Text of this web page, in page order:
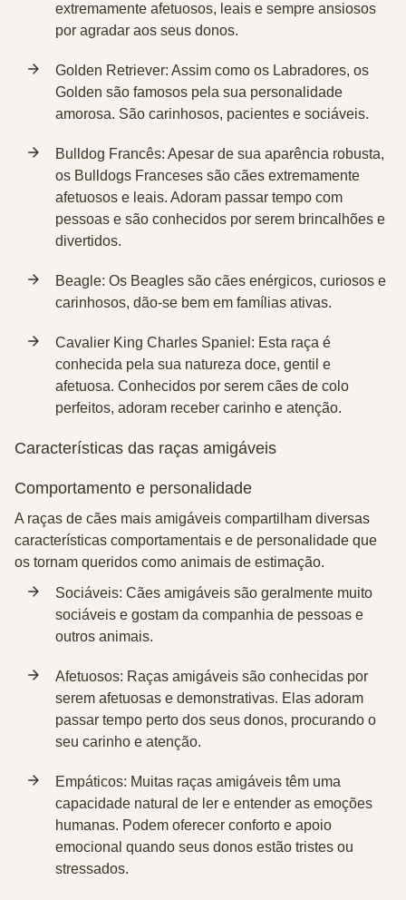
extremamente afetuosos, leais e sempre ansiosos
por agradar aos seus donos.
Golden Retriever: Assim como os Labradores, os
Golden são famosos pela sua personalidade
amorosa. São carinhosos, pacientes e sociáveis.
Bulldog Francês: Apesar de sua aparência robusta,
os Bulldogs Franceses são cães extremamente
afetuosos e leais. Adoram passar tempo com
pessoas e são conhecidos por serem brincalhões e
divertidos.
Beagle: Os Beagles são cães enérgicos, curiosos e
carinhosos, dão-se bem em famílias ativas.
Cavalier King Charles Spaniel : Esta raça é
conhecida pela sua natureza doce, gentil e
afetuosa. Conhecidos por serem cães de colo
perfeitos, adoram receber carinho e atenção.
Características das raças amigáveis
Comportamento e personalidade
A raças de cães mais amigáveis compartilham diversas
características comportamentais e de personalidade que
os tornam queridos como animais de estimação.
Sociáveis: Cães amigáveis são geralmente muito
sociáveis e gostam da companhia de pessoas e
outros animais.
Afetuosos: Raças amigáveis são conhecidas por
serem afetuosas e demonstrativas. Elas adoram
passar tempo perto dos seus donos, procurando o
seu carinho e atenção.
Empáticos: Muitas raças amigáveis têm uma
capacidade natural de ler e entender as emoções
humanas. Podem oferecer conforto e apoio
emocional quando seus donos estão tristes ou
stressados.